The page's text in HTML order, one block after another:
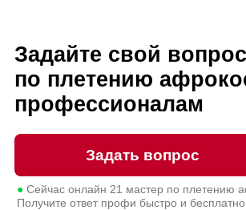
Задайте свой вопрос
по плетению
профессионалам
Задать вопрос
●Сейчас онлайн 21 мастер по плетению
Получите ответ профи быстро и бесплатно